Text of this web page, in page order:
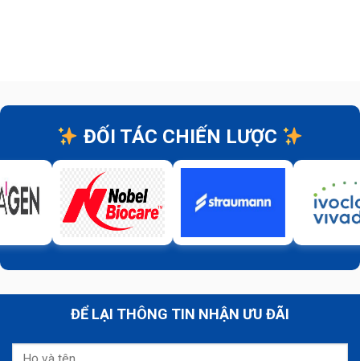
ĐỐI TÁC CHIẾN LƯỢC
ĐỂ LẠI THÔNG TIN NHẬN ƯU ĐÃI